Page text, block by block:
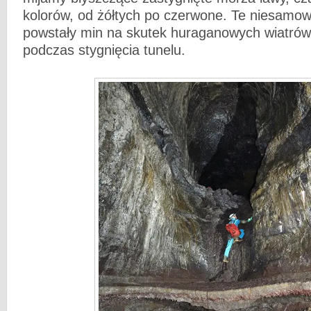
kolorów, od żółtych po czerwone. Te
powstały min na skutek huraganowych
podczas stygnięcia tunelu.